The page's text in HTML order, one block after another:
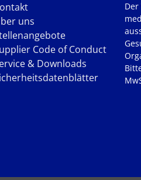
uns
Code of Conduct
& Downloads